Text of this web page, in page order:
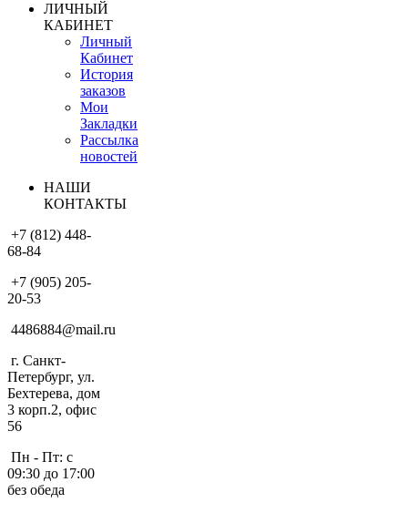
ЛИЧНЫЙ
КАБИНЕТ
Личный
Кабинет
История
заказов
Мои
Закладки
Рассылка
новостей
НАШИ
КОНТАКТЫ
+7 (812) 448-
68-84
+7 (905) 205-
20-53
4486884@mail.ru
г. Санкт-
Петербург, ул.
Бехтерева, дом
3 корп.2, офис
56
Пн - Пт: с
09:30 до 17:00
без обеда